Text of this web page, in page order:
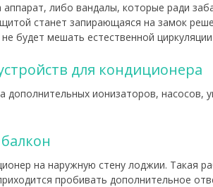
либо вандалы, которые ради
станет запирающаяся на замок
будет мешать естественной циркуляции
для кондиционера
дополнительных ионизаторов, насосов,
на наружную стену лоджии. Такая
пробивать дополнительное